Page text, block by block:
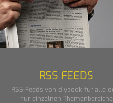
RSS FEEDS
RSS-Feeds von diybook für alle
nur einzelnen Themenbereiche